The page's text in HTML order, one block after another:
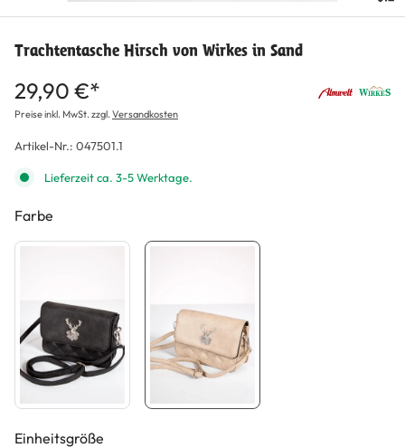
Trachtentasche Hirsch von Wirkes in Sand
29,90 €*
Preise inkl. MwSt. zzgl.Versandkosten
Artikel-Nr.: 047501.1
Lieferzeit ca. 3-5 Werktage.
Farbe
Einheitsgröße